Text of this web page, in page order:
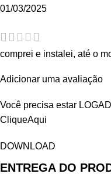
01/03/2025
comprei e instalei, até o
Adicionar uma avaliação
Você precisa estar
CliqueAqui
DOWNLOAD
ENTREGA DO